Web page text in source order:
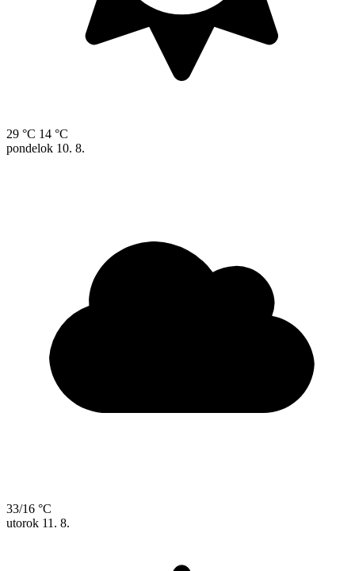
29 °C 14 °C
pondelok 10. 8.
33/16 °C
utorok 11. 8.